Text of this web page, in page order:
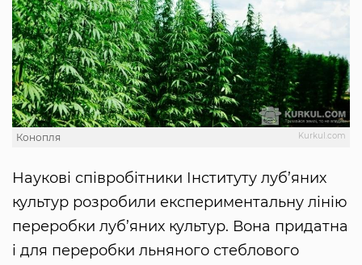
Kurkul.com
Конопля
Наукові співробітники Інституту луб’яних
культур розробили експериментальну лінію
переробки луб’яних культур. Вона придатна
і для переробки льняного стеблового